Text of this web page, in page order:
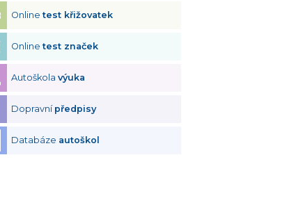
Onlinetest křižovatek
Onlinetest značek
Autoškolavýuka
Dopravní předpisy
Databáze autoškol